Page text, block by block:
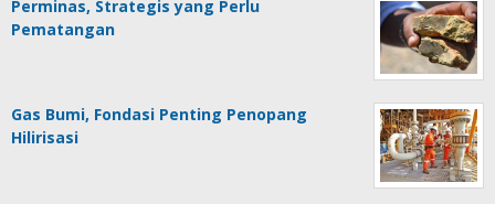
Perminas, Strategis yang Perlu
Pematangan
Gas Bumi, Fondasi Penting Penopang
Hilirisasi